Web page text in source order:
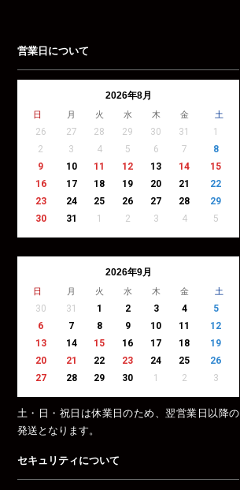
営業日について
2026年8月
日 月 火 水 木 金 土
26 27 28 29 30 31
1
2
3 4 5 6 7
8
9
10 11 12 13 14
15
16
17 18 19 20 21
22
23
24 25 26 27 28
29
30
31 1 2 3 4 5
2026年9月
日 月 火 水 木 金 土
30 31 1 2 3 4
5
6
7 8 9 10 11
12
13
14 15 16 17 18
19
20
21 22 23 24 25
26
27
28 29 30 1 2 3
土・日・祝日は休業日のため、翌営業日以降の
発送となります。
セキュリティについて